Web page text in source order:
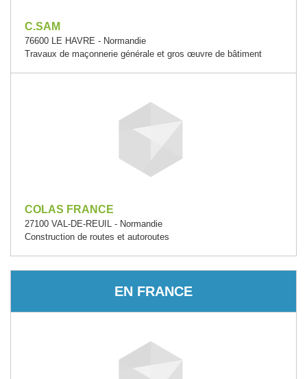
C.SAM
76600 LE HAVRE - Normandie
Travaux de maçonnerie générale et gros œuvre de bâtiment
COLAS FRANCE
27100 VAL-DE-REUIL - Normandie
Construction de routes et autoroutes
EN FRANCE